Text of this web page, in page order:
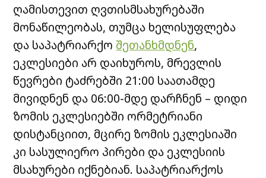
ღამისთევით ღვთისმსახურებაში
მონაწილეობას, თუმცა ხელისუფლება
და საპატრიარქოშეთანხმდნენ,
ეკლესიები არ დაიხუროს, მრევლის
წევრები ტაძრებში 21:00 საათამდე
მივიდნენ და 06:00-მდე დარჩნენ – დიდი
ზომის ეკლესიებში ორმეტრიანი
დისტანციით, მცირე ზომის ეკლესიაში
კი სასულიერო პირები და ეკლესიის
მსახურები იქნებიან. საპატრიარქოს